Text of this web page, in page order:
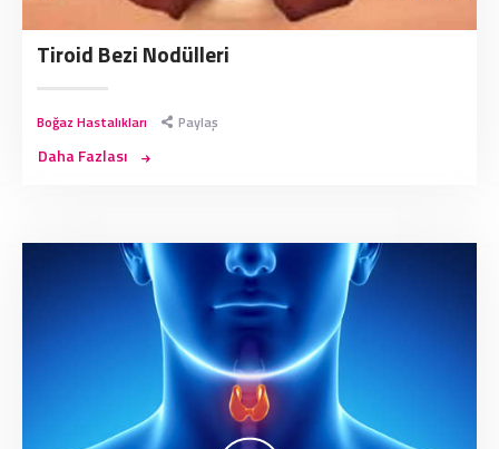
Tiroid Bezi Nodülleri
Boğaz Hastalıkları Paylaş
Daha Fazlası